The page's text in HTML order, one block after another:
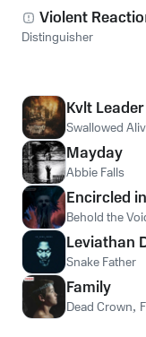
Violent
Distinguisher
Kvlt Leader
Swallowed
Mayday
Abbie Falls
Encircled
Behold the
Leviathan
Snake Father
Family
Dead Crown,